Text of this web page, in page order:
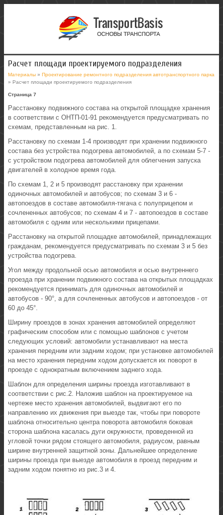
Расчет площади проектируемого подразделения
Материалы » Проектирование ремонтного подразделения автотранспортного парка
» Расчет площади проектируемого подразделения
Страница 7
Расстановку подвижного состава на открытой площадке хранения
в соответствии с ОНТП-01-91 рекомендуется предусматривать по
схемам, представленным на рис. 1.
Расстановку по схемам 1-4 производят при хранении подвижного
состава без устройства подогрева автомобилей, а по схемам 5-7 -
с устройством подогрева автомобилей для облегчения запуска
двигателей в холодное время года.
По схемам 1, 2 и 5 производят расстановку при хранении
одиночных автомобилей и автобусов; по схемам 3 и 6 -
автопоездов в составе автомобиля-тягача с полуприцепом и
сочлененных автобусов; по схемам 4 и 7 - автопоездов в составе
автомобиля с одним или несколькими прицепами.
Расстановку на открытой площадке автомобилей, принадлежащих
гражданам, рекомендуется предусматривать по схемам 3 и 5 без
устройства подогрева.
Угол между продольной осью автомобиля и осью внутреннего
проезда при хранении подвижного состава на открытых площадках
рекомендуется принимать для одиночных автомобилей и
автобусов - 90°, а для сочлененных автобусов и автопоездов - от
60 до 45°.
Ширину проездов в зонах хранения автомобилей определяют
графическим способом или с помощью шаблонов с учетом
следующих условий: автомобили устанавливают на места
хранения передним или задним ходом; при установке автомобилей
на место хранения передним ходом допускается их поворот в
проезде с однократным включением заднего хода.
Шаблон для определения ширины проезда изготавливают в
соответствии с рис.2. Наложив шаблон на проектируемое на
чертеже место хранения автомобилей, выдвигают его по
направлению их движения при выезде так, чтобы при повороте
шаблона относительно центра поворота автомобиля боковая
сторона шаблона касалась дуги окружности, проведенной из
угловой точки рядом стоящего автомобиля, радиусом, равным
ширине внутренней защитной зоны. Дальнейшее определение
ширины проезда при выезде автомобиля в проезд передним и
задним ходом понятно из рис.3 и 4.